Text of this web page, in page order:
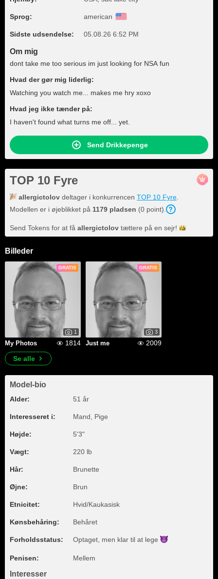
Sprog: american
Sidste udsendelse: 05.08.26 6:52 PM
Om mig
dont take me too serious im just looking for NSA fun
Hvad der gør mig liderlig:
Watching you watch me... makes me hry xoxo
Hvad jeg ikke tænder på:
I haven't found what turns me off... yet.
Send Drikkepenge
TOP 10 Fyre
allergictolov deltager i konkurrencen TOP 10 Fyre
Modellen er i øjeblikket på 1179 pladsen (0 point).
Send Tokens for at få allergictolov tættere på en sejr!
Billeder
GRATIS
1
My Photos 1814
GRATIS
3
Just me
2009
Se alle
Model-bio
Alder: 51 år
Interesseret i: Mand, Pige
Højde: 5'3"
Vægt: 220 lb
Hår: Brunette
Øjne: Brun
Etnicitet: Hvid/Kaukasisk
Kønsbehåring: Behåret
Forholdsstatus: Optaget, men klar til at lege
Penisen: Mellem
Interesser